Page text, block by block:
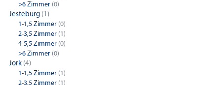
>6 Zimmer (0)
Jesteburg (1)
1-1,5 Zimmer (0)
2-3,5 Zimmer (1)
4-5,5 Zimmer (0)
>6 Zimmer (0)
Jork (4)
1-1,5 Zimmer (1)
2-3,5 Zimmer (1)